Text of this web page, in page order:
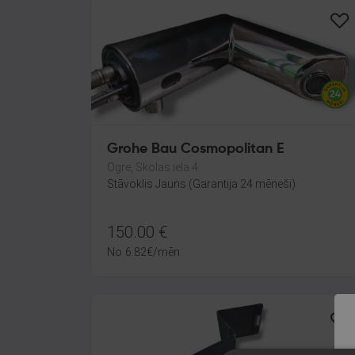
Grohe Bau Cosmopolitan E
Ogre, Skolas iela 4
Stāvoklis Jauns (Garantija 24 mēneši)
150.00 €
No 6.82€/mēn.